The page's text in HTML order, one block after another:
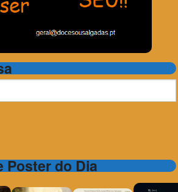
Poster do Dia